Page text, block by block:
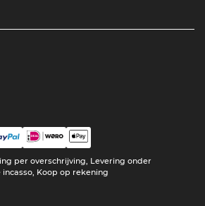
per overschrijving, Levering onder
Koop op rekening